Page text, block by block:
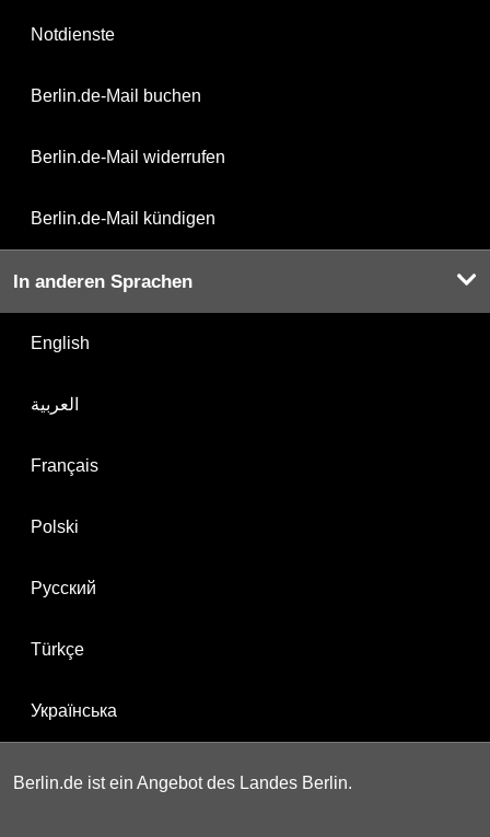
Notdienste
Berlin.de-Mail buchen
Berlin.de-Mail widerrufen
Berlin.de-Mail kündigen
In anderen Sprachen
English
العربية
Français
Polski
Русский
Türkçe
Українська
Berlin.de ist ein Angebot des Landes Berlin.